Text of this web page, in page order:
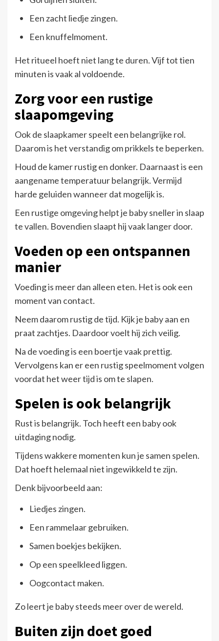
Een zacht liedje zingen.
Een knuffelmoment.
Het ritueel hoeft niet lang te duren. Vijf tot tien
minuten is vaak al voldoende.
Zorg voor een rustige
slaapomgeving
Ook de slaapkamer speelt een belangrijke rol.
Daarom is het verstandig om prikkels te beperken.
Houd de kamer rustig en donker. Daarnaast is een
aangename temperatuur belangrijk. Vermijd
harde geluiden wanneer dat mogelijk is.
Een rustige omgeving helpt je baby sneller in slaap
te vallen. Bovendien slaapt hij vaak langer door.
Voeden op een ontspannen
manier
Voeding is meer dan alleen eten. Het is ook een
moment van contact.
Neem daarom rustig de tijd. Kijk je baby aan en
praat zachtjes. Daardoor voelt hij zich veilig.
Na de voeding is een boertje vaak prettig.
Vervolgens kan er een rustig speelmoment volgen
voordat het weer tijd is om te slapen.
Spelen is ook belangrijk
Rust is belangrijk. Toch heeft een baby ook
uitdaging nodig.
Tijdens wakkere momenten kun je samen spelen.
Dat hoeft helemaal niet ingewikkeld te zijn.
Denk bijvoorbeeld aan:
Liedjes zingen.
Een rammelaar gebruiken.
Samen boekjes bekijken.
Op een speelkleed liggen.
Oogcontact maken.
Zo leert je baby steeds meer over de wereld.
Buiten zijn doet goed